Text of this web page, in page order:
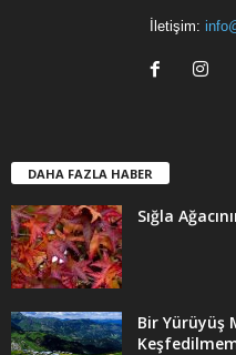
İletişim:
DAHA FAZLA HABER
Sığla
Bir Yürüyüş